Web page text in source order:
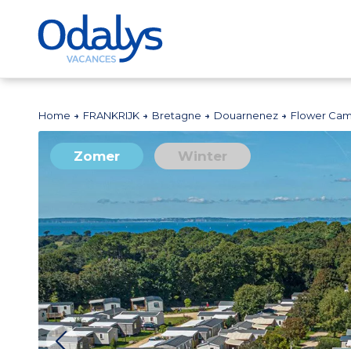
Home FRANKRIJK Bretagne Douarnenez Flower
Zomer Winter